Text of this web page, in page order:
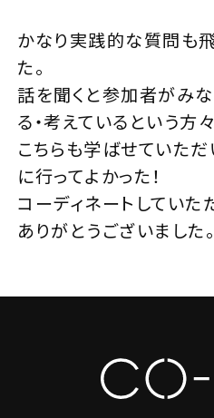
かなり実践的な質問も
た。
話を聞くと参加者がみ
る・考えているという方々
こちらも学ばせていただ
に行ってよかった！
コーディネートしていた
ありがとうございました。